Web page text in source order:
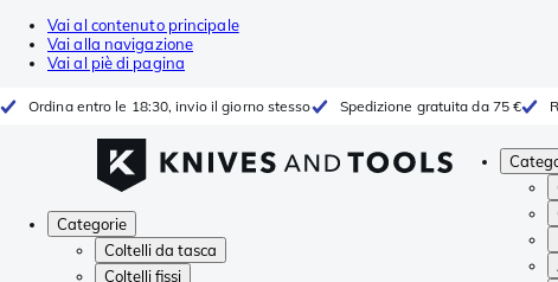
Vai al contenuto principale
Vai alla navigazione
Vai al piè di pagina
Ordina entro le 18:30, invio il giorno stesso Spedizione gratuita da 75 €
Categorie
Coltelli da tasca
Coltelli fissi